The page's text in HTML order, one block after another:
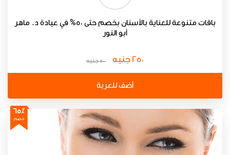
باقات متنوعة للعناية بالأسنان بخصم حتى 50% في عيادة د. ماهر
أبو النور
250 جنيه 500 جنيه
أضف للعربة
65٪
خصم